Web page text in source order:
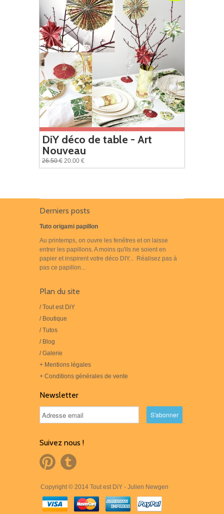
DiY déco de table - Art
Nouveau
26.50 € 20.00 €
Derniers posts
Tuto origami papillon
Au printemps, on ouvre les fenêtres et on laisse
entrer les papillons. A moins qu'ils ne soient en
papier et inspirent votre déco DIY... Réalisez pas à
pas ce papillon...
Plan du site
/ Tout est DiY
/ Boutique
/ Tutos
/ Blog
/ Galerie
+ Mentions légales
+ Conditions générales de vente
Newsletter
Suivez nous !
Copyright © 2014 Tout est DiY - Julien Newgen